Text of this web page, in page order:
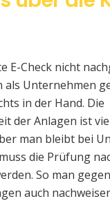
E-Check nicht
als Unternehmen
in der Hand. Die
der Anlagen ist
man bleibt bei
die Prüfung
So man
auch